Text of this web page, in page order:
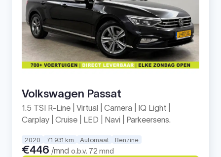
Volkswagen Passat
1.5 TSI R-Line | Virtual | Camera | IQ Light |
Carplay | Cruise | LED | Navi | Parkeersens.
2020 71.931 km Automaat Benzine
€446 /mnd o.b.v. 72 mnd